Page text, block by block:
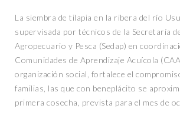
La siembra de tilapia en la ribera del río
supervisada por técnicos de la Secretaría
Agropecuario y Pesca (Sedap) en
Comunidades de Aprendizaje Acuícola
organización social, fortalece el
familias, las que con beneplácito se
primera cosecha, prevista para el mes de